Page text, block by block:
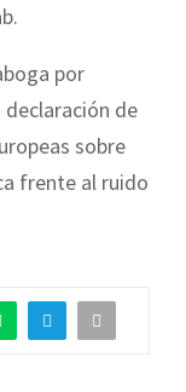
por
de
sobre
frente al ruido